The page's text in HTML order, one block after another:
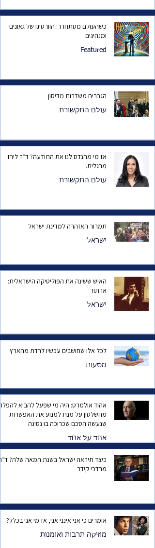
כשהעולם מסתחרר: הוורטיגו של גאונים
ומנהיגים
Featured
הגברים משדרות מדיסון
עולם התקשורת
אז מי מהנדס לנו את התודעה? ד״ר לירז
מרגלית.
עולם התקשורת
תמרור האזהרה למדינת ישראל
ישראל
האיש ששינה את הפוליטיקה הישראלית:
ארתור
ישראל
לכל אלו שחושבים עכשיו לרדת מהארץ
מסעות
אהוד אולמרט: היה מי שפעל להביא
מהשלטון על מנת למנוע את האפשרות
שנעשה הסכם שכרוכה בו נסיגה
אחד על אחד
כיצד תיראה ישראל בשנת המאה
מרדכי קידר
אומרים כי אני אינני אני, אז מי אני בכלל?
מוזיקה תרבות ואומנות